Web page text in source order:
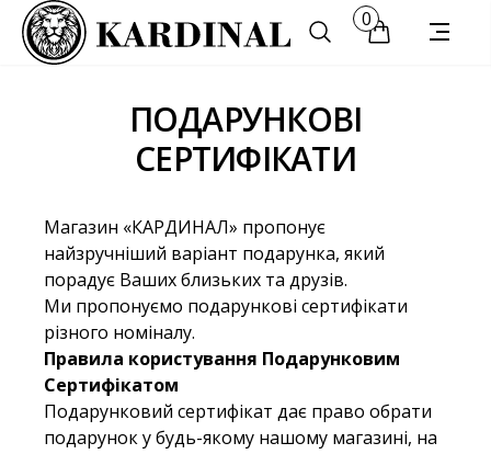
0
ПОДАРУНКОВІ
СЕРТИФІКАТИ
Магазин «КАРДИНАЛ» пропонує
найзручніший варіант подарунка, який
порадує Ваших близьких та друзів.
Ми пропонуємо подарункові сертифікати
різного номіналу.
Правила користування Подарунковим
Сертифікатом
Подарунковий сертифікат дає право обрати
подарунок у будь-якому нашому магазині, на